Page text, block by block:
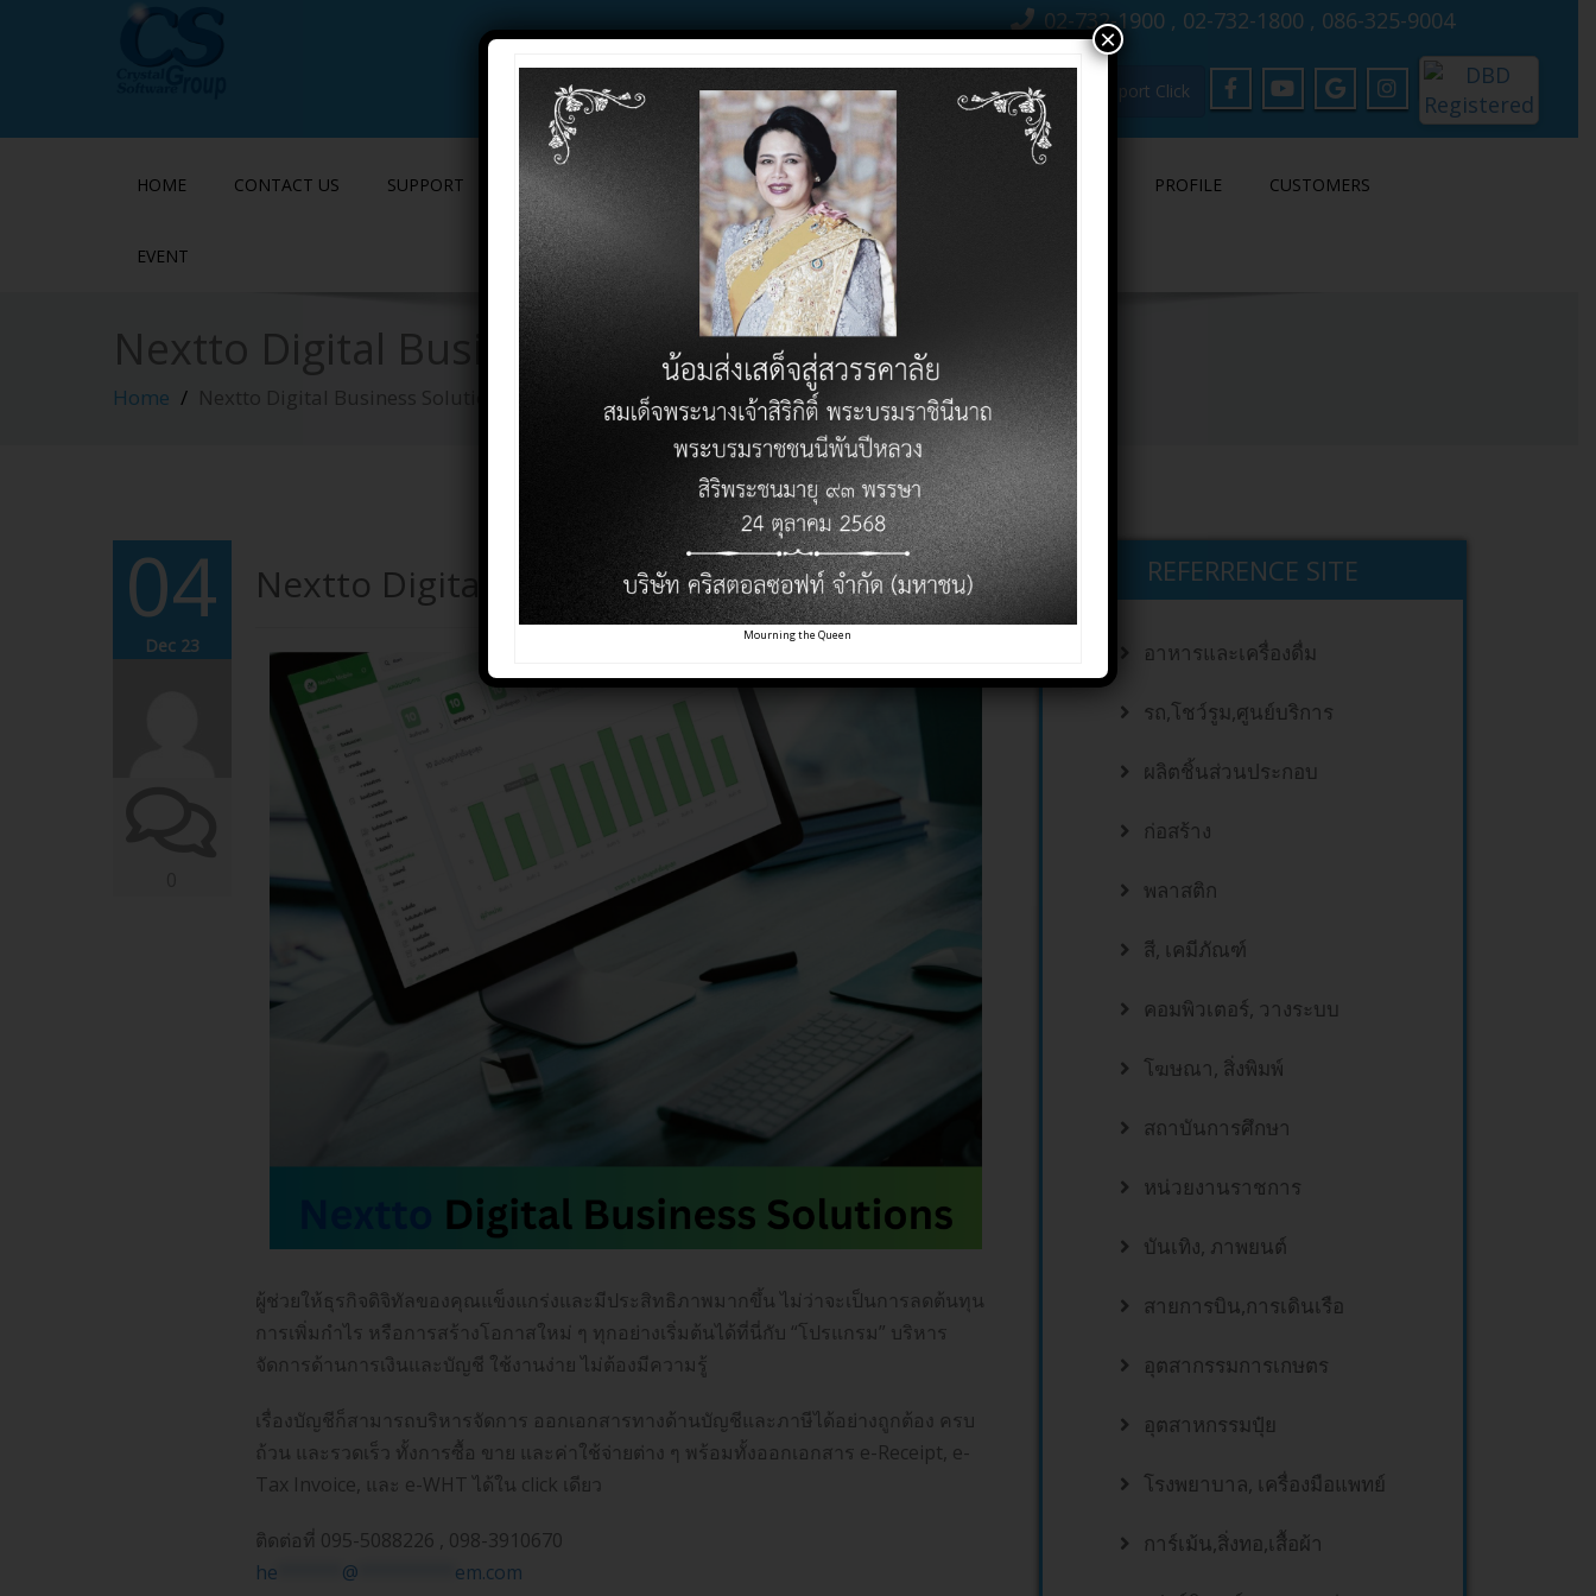
02-732-1900 , 02-732-1800 , 086-325-9004
Contact Click Support Click
HOME CONTACT US SUPPORT PRODUCTS PRICE LIST KNOWLEDGE VARIETY PROFILE CUSTOMERS
EVENT
Nextto Digital Business Solutions
Home Nextto Digital Business Solutions
04
Dec 23
Nextto Digital Business Solutions
ผู้ช่วยให้ธุรกิจดิจิทัลของคุณแข็งแกร่งและมีประสิทธิภาพมากขึ้น ไม่ว่าจะเป็นการลดต้นทุน
การเพิ่มกำไร หรือการสร้างโอกาสใหม่ ๆ ทุกอย่างเริ่มต้นได้ที่นี่กับ “โปรแกรม” บริหาร
จัดการด้านการเงินและบัญชี ใช้งานง่าย ไม่ต้องมีความรู้
เรื่องบัญชีก็สามารถบริหารจัดการ ออกเอกสารทางด้านบัญชีและภาษีได้อย่างถูกต้อง ครบ
ถ้วน และรวดเร็ว ทั้งการซื้อ ขาย และค่าใช้จ่ายต่าง ๆ พร้อมทั้งออกเอกสาร e-Receipt, e-
Tax Invoice, และ e-WHT ได้ใน click เดียว
ติดต่อที่ 095-5088226 , 098-3910670
he
@ em.com
REFERRENCE SITE
อาหารและเครื่องดื่ม
รถ,โชว์รูม,ศูนย์บริการ
ผลิตชิ้นส่วนประกอบ
ก่อสร้าง
พลาสติก
สี, เคมีภัณฑ์
คอมพิวเตอร์, วางระบบ
โฆษณา, สิ่งพิมพ์
สถาบันการศึกษา
หน่วยงานราชการ
บันเทิง, ภาพยนต์
สายการบิน,การเดินเรือ
อุตสากรรมการเกษตร
อุตสาหกรรมปุ๋ย
โรงพยาบาล, เครื่องมือแพทย์
การ์เม้น,สิ่งทอ,เสื้อผ้า
Mourning the Queen
×